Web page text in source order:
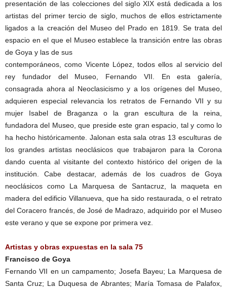
presentación de las colecciones del siglo XIX está dedicada a los
artistas del primer tercio de siglo, muchos de ellos estrictamente
ligados a la creación del Museo del Prado en 1819. Se trata del
espacio en el que el Museo establece la transición entre las obras
de Goya y las de sus
contemporáneos, como Vicente López, todos ellos al servicio del
rey fundador del Museo, Fernando VII. En esta galería,
consagrada ahora al Neoclasicismo y a los orígenes del Museo,
adquieren especial relevancia los retratos de Fernando VII y su
mujer Isabel de Braganza o la gran escultura de la reina,
fundadora del Museo, que preside este gran espacio, tal y como lo
ha hecho históricamente. Jalonan esta sala otras 13 esculturas de
los grandes artistas neoclásicos que trabajaron para la Corona
dando cuenta al visitante del contexto histórico del origen de la
institución. Cabe destacar, además de los cuadros de Goya
neoclásicos como La Marquesa de Santacruz, la maqueta en
madera del edificio Villanueva, que ha sido restaurada, o el retrato
del Coracero francés, de José de Madrazo, adquirido por el Museo
este verano y que se expone por primera vez.
Artistas y obras expuestas en la sala 75
Francisco de Goya
Fernando VII en un campamento; Josefa Bayeu; La Marquesa de
Santa Cruz; La Duquesa de Abrantes; María Tomasa de Palafox,